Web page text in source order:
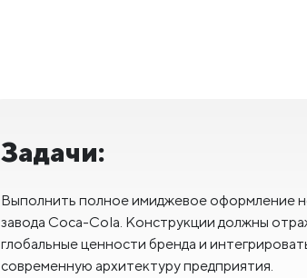
Задачи:
Выполнить полное имиджевое оформление
завода Coca-Cola. Конструкции должны
глобальные ценности бренда и
современную архитектуру предприятия.